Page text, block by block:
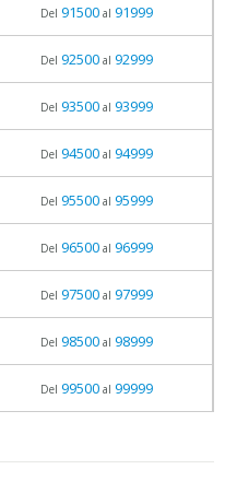
Del 91500al 91999
Del 92500al 92999
Del 93500al 93999
Del 94500al 94999
Del 95500al 95999
Del 96500al 96999
Del 97500al 97999
Del 98500al 98999
Del 99500al 99999